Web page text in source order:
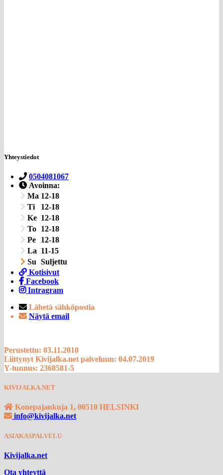
Yhteystiedot
0504081067
Avoinna:
Ma 12-18
Ti
12-18
Ke 12-18
To 12-18
Pe
12-18
La 11-15
Su Suljettu
Kotisivut
Facebook
Intragram
Lähetä sähköpostia
Näytä email
Perustettu: 03.11.2010
Liittynyt Kivijalka.net palveluun: 04.07.2019
Y-tunnus: 2368581-5
KIVIJALKA.NET
Konepajankuja 1, 00510 HELSINKI
info@kivijalka.net
ASIAKASPALVELU
Kivijalka.net
Ota yhteyttä